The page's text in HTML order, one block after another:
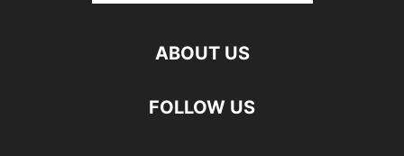
ABOUT US
FOLLOW US